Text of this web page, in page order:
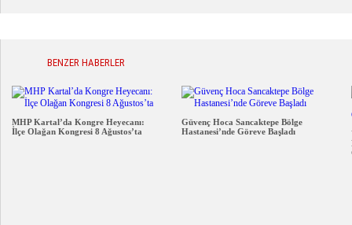
BENZER HABERLER
MHP Kartal’da Kongre Heyecanı:
İlçe Olağan Kongresi 8 Ağustos’ta
Güvenç Hoca Sancaktepe Bölge
Hastanesi’nde Göreve Başladı